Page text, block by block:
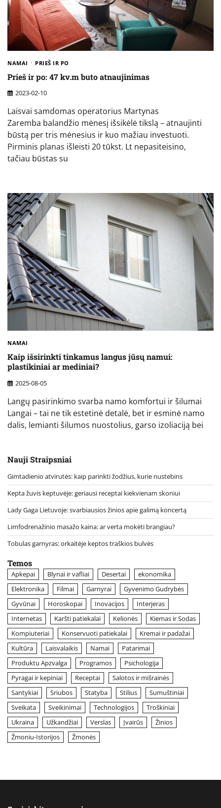
NAMAI PRIEŠ IR PO
Prieš ir po: 47 kv.m buto atnaujinimas
2023-02-10
Laisvai samdomas operatorius Martynas
Zaremba balandžio mėnesį išsikėlė tikslą – atnaujinti
būstą per tris mėnesius ir kuo mažiau investuoti.
Pirminis planas išleisti 20 tūkst. Lt nepasiteisino,
tačiau būstas su
NAMAI
Kaip išsirinkti tinkamus langus jūsų namui:
plastikiniai ar mediniai?
2025-08-05
Langų pasirinkimo svarba namo komfortui ir šilumai
Langai – tai ne tik estetinė detalė, bet ir esminė namo
dalis, lemianti šilumos nuostolius, garso izoliaciją bei
Nauji Straipsniai
Gimtadienio atvirutės: kaip parinkti žodžius, kurie nustebins
Kepta žuvis keptuvėje: geriausi receptai kiekvienam skoniui
Lady Gaga Lietuvoje: svarbiausios žinios apie galimą koncertą
Limfodrenažinio masažo kaina: ar verta mokėti brangiau?
Tobulas garnyras: orkaitėje keptos traškios bulvės
Temos
Apkepai Blynai ir vafliai Desertai
ekonomika
Elektronika
Filmai Garnyrai
Gyvenimo Gudrybės
Gyvūnai
Horoskopai Inovacijos
Interjeras
Internetas
Karšti patiekalai Kelionės
Kiemas ir Sodas
Kompiuteriai
Konservuoti patiekalai
Kremai ir padažai
Kultūra
Laisvalaikis Namai
Patarimai
Produktu Apzvalga
Programos
Psichologija
Pyragai ir kepiniai
Receptai
Salotos ir mišrainės
Santykiai
Sriubos Statyba Stilius
Sumuštiniai
Sveikata
Sveikinimai Technologijos
Troškiniai
Ukraina
Užkandžiai Verslas Įvairūs
Žinios
Žmoniu-Istorijos
Žmonės